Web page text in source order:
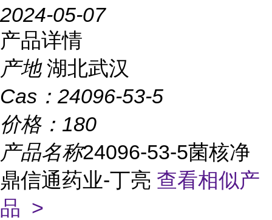
2024-05-07
产品详情
产地 湖北武汉
Cas： 24096-53-5
价格： 180
产品名称24096-53-5菌核净
鼎信通药业-丁亮 查看相似产
品 >